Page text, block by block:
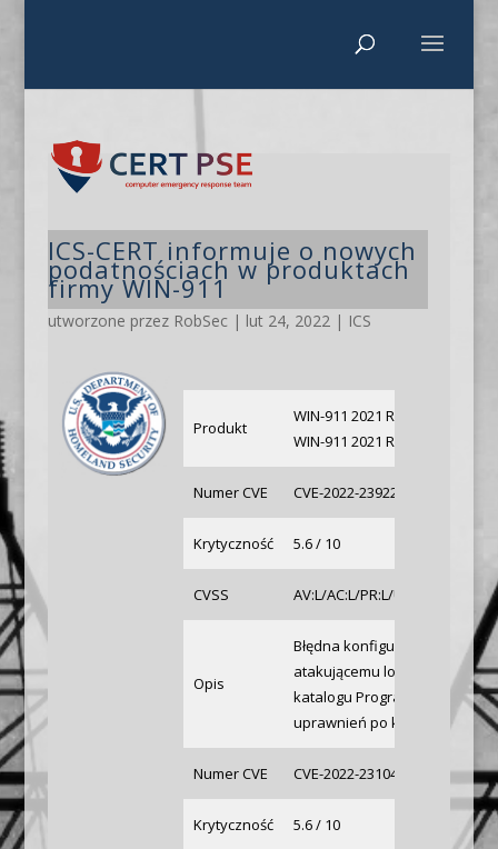
ICS-CERT informuje o nowych
podatnościach w produktach
firmy WIN-911
utworzone przez RobSec| lut 24, 2022| ICS
Produkt
WIN-911 2021 R1 – 5.21.10
WIN-911 2021 R2 – 5.21.17
Numer CVE CVE-2022-23922
Krytyczność 5.6 / 10
CVSS AV:L/AC:L/PR:L/UI:R/S:U/C:N/
Opis
Błędna konfiguracja
atakującemu lokalne
katalogu Program
uprawnień po każdym
Numer CVE CVE-2022-23104
Krytyczność 5.6 / 10